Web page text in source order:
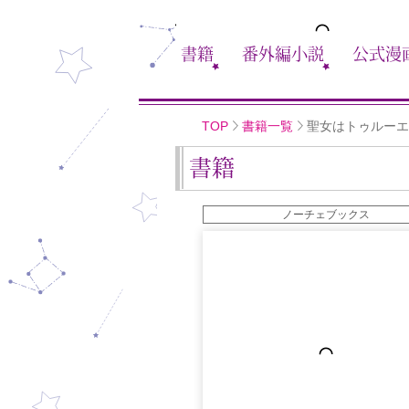
書籍 番外編小説 公式漫
TOP 書籍一覧 聖女はトゥルー
書籍
ノーチェブックス